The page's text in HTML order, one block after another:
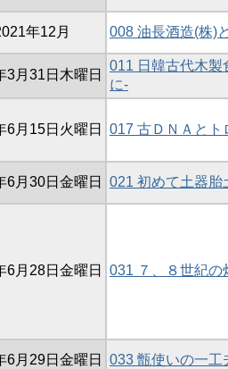
年12月 008 油長酒造(株)
3月31日木曜日
011 日韓古代木製
に-
6月15日火曜日 017 古ＤＮＡとト
6月30日金曜日 021 初めて土器胎
6月28日金曜日 031 ７、８世紀の
6月29日金曜日 033 甑使いの一